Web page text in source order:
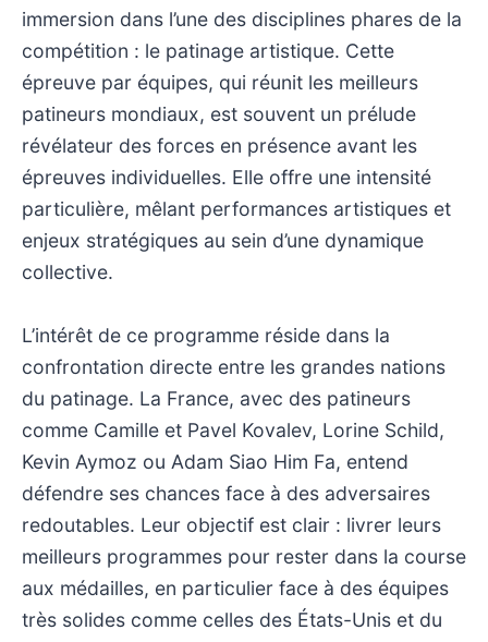
immersion dans l’une des disciplines phares de la
compétition : le patinage artistique. Cette
épreuve par équipes, qui réunit les meilleurs
patineurs mondiaux, est souvent un prélude
révélateur des forces en présence avant les
épreuves individuelles. Elle offre une intensité
particulière, mêlant performances artistiques et
enjeux stratégiques au sein d’une dynamique
collective.
L’intérêt de ce programme réside dans la
confrontation directe entre les grandes nations
du patinage. La France, avec des patineurs
comme Camille et Pavel Kovalev, Lorine Schild,
Kevin Aymoz ou Adam Siao Him Fa, entend
défendre ses chances face à des adversaires
redoutables. Leur objectif est clair : livrer leurs
meilleurs programmes pour rester dans la course
aux médailles, en particulier face à des équipes
très solides comme celles des États-Unis et du